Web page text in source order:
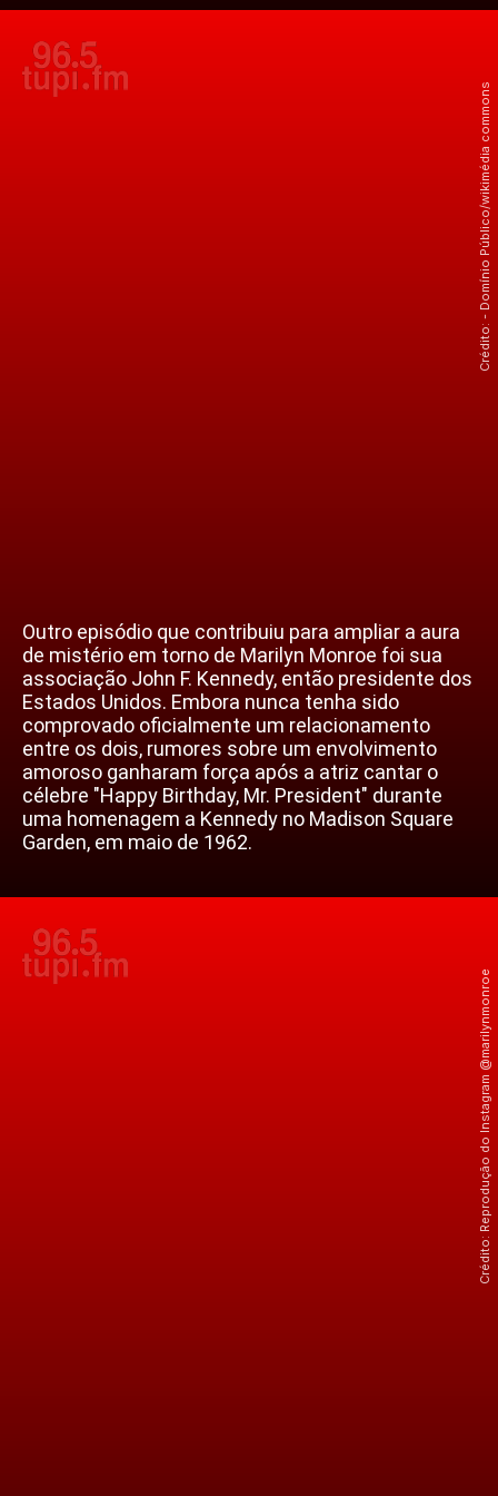
Outro episódio que contribuiu para ampliar a aura
de mistério em torno de Marilyn Monroe foi sua
associação John F. Kennedy, então presidente dos
Estados Unidos. Embora nunca tenha sido
comprovado oficialmente um relacionamento
entre os dois, rumores sobre um envolvimento
amoroso ganharam força após a atriz cantar o
célebre "Happy Birthday, Mr. President" durante
uma homenagem a Kennedy no Madison Square
Garden, em maio de 1962.
Crédito: - Domínio Público/wikimédia commons
Crédito: Reprodução do Instagram @marilynmonroe